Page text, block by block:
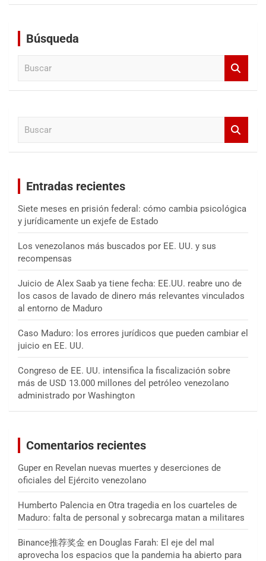
Búsqueda
Entradas recientes
Siete meses en prisión federal: cómo cambia psicológica
y jurídicamente un exjefe de Estado
Los venezolanos más buscados por EE. UU. y sus
recompensas
Juicio de Alex Saab ya tiene fecha: EE.UU. reabre uno de
los casos de lavado de dinero más relevantes vinculados
al entorno de Maduro
Caso Maduro: los errores jurídicos que pueden cambiar el
juicio en EE. UU.
Congreso de EE. UU. intensifica la fiscalización sobre
más de USD 13.000 millones del petróleo venezolano
administrado por Washington
Comentarios recientes
Guper en Revelan nuevas muertes y deserciones de
oficiales del Ejército venezolano
Humberto Palencia en Otra tragedia en los cuarteles de
Maduro: falta de personal y sobrecarga matan a militares
Binance推荐奖金 en Douglas Farah: El eje del mal
aprovecha los espacios que la pandemia ha abierto para